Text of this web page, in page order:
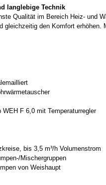
langlebige Technik
Qualität im Bereich Heiz- und
gleichzeitig den Komfort
F 6,0 mit Temperaturregler
bis 3,5 m³/h Volumenstrom
Mischergruppen
von Weishaupt